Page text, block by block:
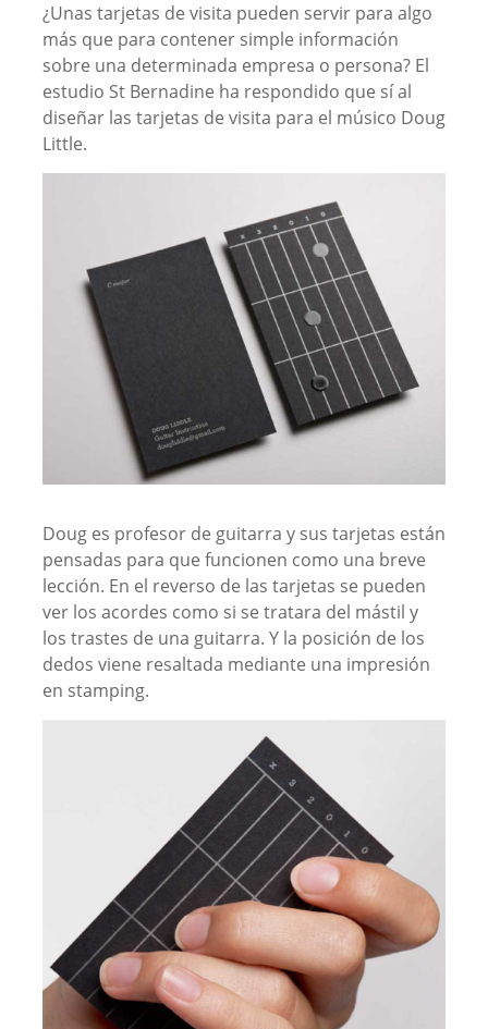
¿Unas tarjetas de visita pueden servir para algo
más que para contener simple información
sobre una determinada empresa o persona? El
estudio St Bernadine ha respondido que sí al
diseñar las tarjetas de visita para el músico Doug
Little.
Doug es profesor de guitarra y sus tarjetas están
pensadas para que funcionen como una breve
lección. En el reverso de las tarjetas se pueden
ver los acordes como si se tratara del mástil y
los trastes de una guitarra. Y la posición de los
dedos viene resaltada mediante una impresión
en stamping.